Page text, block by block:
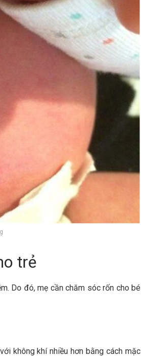
trẻ
Do đó, mẹ cần chăm sóc rốn cho bé
không khí nhiều hơn bằng cách mặc